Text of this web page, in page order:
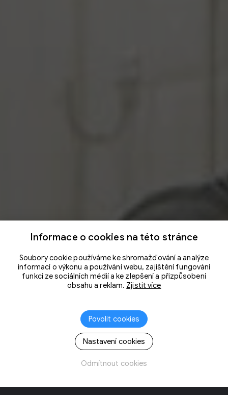
Informace o cookies na této stránce
Soubory cookie používáme ke shromažďování a analýze
informací o výkonu a používání webu, zajištění fungování
funkcí ze sociálních médií a ke zlepšení a přizpůsobení
obsahu a reklam. Zjistit více
Povolit cookies
Nastavení cookies
Odmítnout cookies